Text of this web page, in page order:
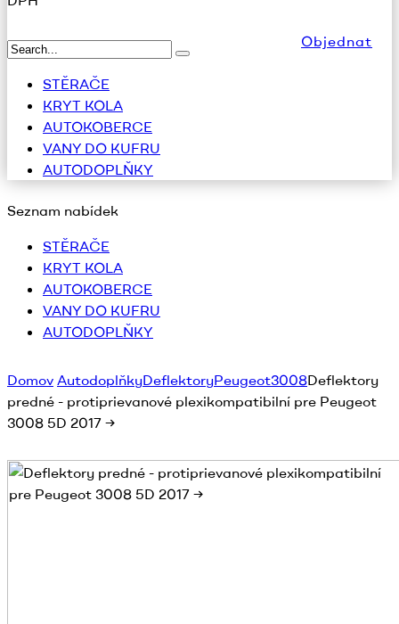
Objednat
STĚRAČE
KRYT KOLA
AUTOKOBERCE
VANY DO KUFRU
AUTODOPLŇKY
Seznam nabídek
STĚRAČE
KRYT KOLA
AUTOKOBERCE
VANY DO KUFRU
AUTODOPLŇKY
Domov AutodoplňkyDeflektoryPeugeot3008Deflektory
predné - protiprievanové plexikompatibilní pre Peugeot
3008 5D 2017 →